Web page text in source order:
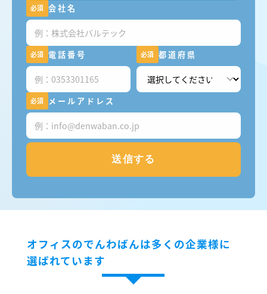
必須 会社名
必須 電話番号 必須 都道府県
必須 メールアドレス
オフィスのでんわばんは多くの企業様に
選ばれています